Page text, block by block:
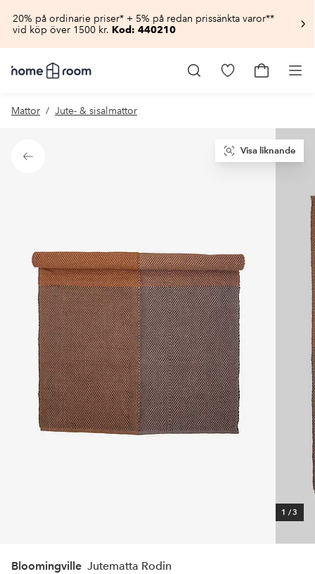
20% på ordinarie priser* + 5% på redan prissänkta varor**
vid köp över 1500 kr. Kod: 440210
Homeroom
–
hemmet
pris
Gå
Gå
Mattor Jute- & sisalmattor
Tillbaka
1 /3
Visa liknande
Bloomingville Jutematta Rodin